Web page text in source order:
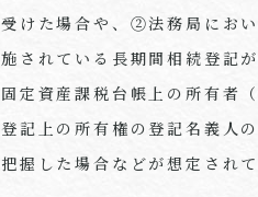
受けた場合や、②法務局にお
施されている長期間相続登記
固定資産課税台帳上の所有者
登記上の所有権の登記名義人
把握した場合などが想定されて